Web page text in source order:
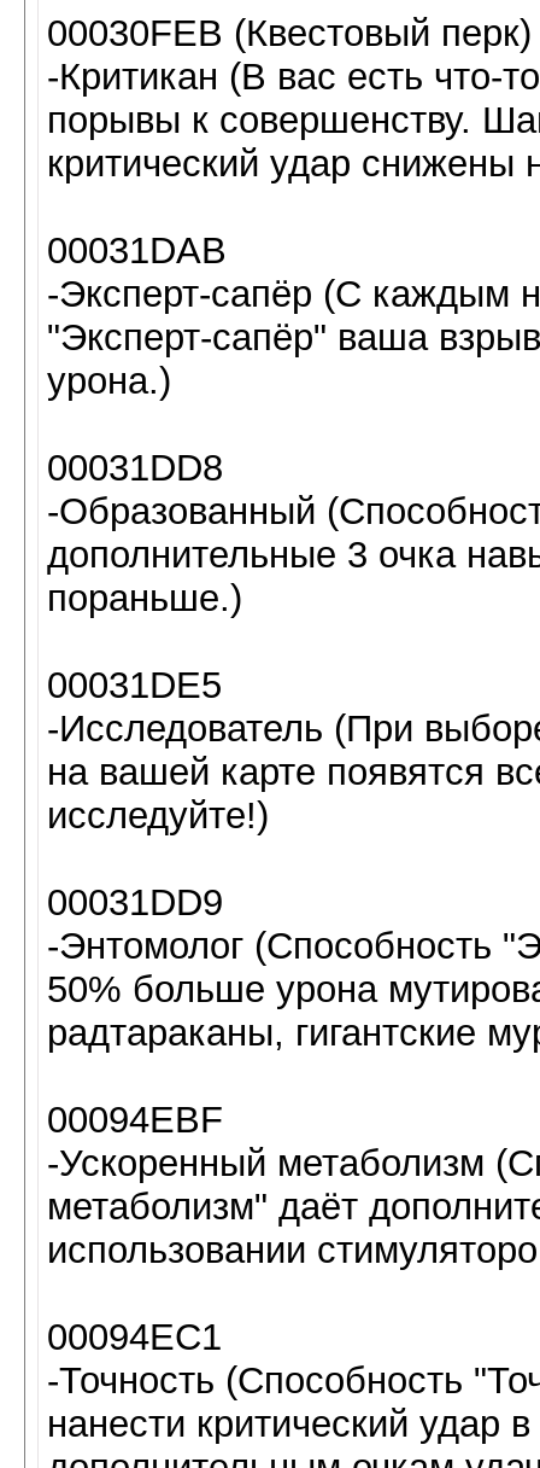
00030FEB (Квестовый перк)
-Критикан (В вас есть что-
порывы к совершенству.
критический удар снижены
00031DAB
-Эксперт-сапёр (С каждым
"Эксперт-сапёр" ваша
урона.)
00031DD8
-Образованный
дополнительные 3 очка
пораньше.)
00031DE5
-Исследователь (При
на вашей карте появятся
исследуйте!)
00031DD9
-Энтомолог (Способность
50% больше урона
радтараканы, гигантские
00094EBF
-Ускоренный метаболизм
метаболизм" даёт
использовании
00094EC1
-Точность (Способность
нанести критический удар